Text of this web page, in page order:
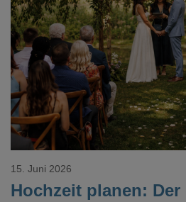
Loading...
Hochzeit planen: Der
15. Juni 2026